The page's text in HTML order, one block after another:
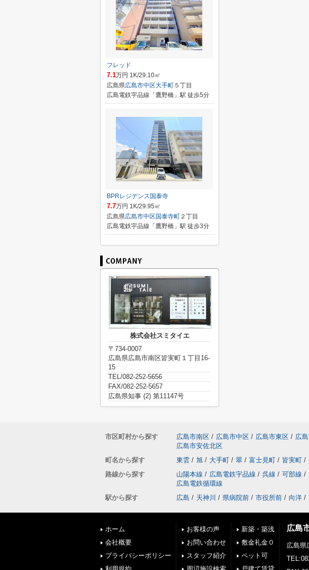
フレッド
7.1万円 1K/29.10㎡
広島県広島市中区大手町 ５丁目
広島電鉄宇品線「鷹野橋」駅 徒歩5分
BPRレジデンス国泰寺
7.7万円 1K/29.95㎡
広島県広島市中区 国泰寺町 ２丁目
広島電鉄宇品線「鷹野橋」駅 徒歩3分
株式会社スミタイエ
〒734-0007
広島県広島市南区皆実町１丁目16-
15
TEL/082-252-5656
FAX/082-252-5657
広島県知事 (2) 第11147号
市区町村から探す 広島市南区 / 広島市中区 / 広島市東区 / 広
広島市安佐北区
町名から探す
東雲 / 旭 / 大手町 / 翠 / 富士見町 / 皆実町 /
路線から探す
山陽本線 / 広島電鉄宇品線 / 呉線 / 可部線 /
広島電鉄循環線
駅から探す
広島 / 天神川 / 県病院前 / 市役所前 / 向洋 /
ホーム
会社概要
プライバシーポリシー
お客様の声
お問い合わせ
スタッフ紹介
新築・築浅
敷金礼金０
ペット可
広島
広島県